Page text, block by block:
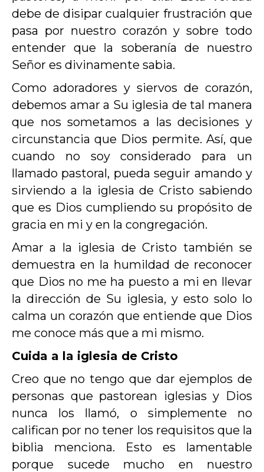
debe de disipar cualquier frustración que
pasa por nuestro corazón y sobre todo
entender que la soberanía de nuestro
Señor es divinamente sabia.
Como adoradores y siervos de corazón,
debemos amar a Su iglesia de tal manera
que nos sometamos a las decisiones y
circunstancia que Dios permite. Así, que
cuando no soy considerado para un
llamado pastoral, pueda seguir amando y
sirviendo a la iglesia de Cristo sabiendo
que es Dios cumpliendo su propósito de
gracia en mi y en la congregación.
Amar a la iglesia de Cristo también se
demuestra en la humildad de reconocer
que Dios no me ha puesto a mi en llevar
la dirección de Su iglesia, y esto solo lo
calma un corazón que entiende que Dios
me conoce más que a mi mismo.
Cuida a la iglesia de Cristo
Creo que no tengo que dar ejemplos de
personas que pastorean iglesias y Dios
nunca los llamó, o simplemente no
califican por no tener los requisitos que la
biblia menciona. Esto es lamentable
porque sucede mucho en nuestro